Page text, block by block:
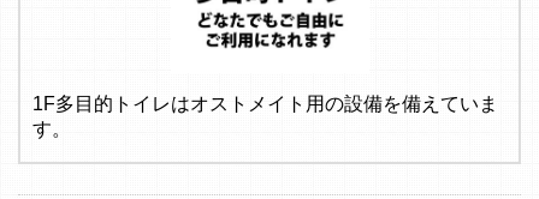
1F多目的トイレはオストメイト用の設備を備えていま
す。